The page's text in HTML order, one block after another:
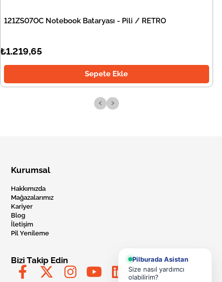
121ZS07OC Notebook Bataryası - Pili / RETRO
₺1.219,65
Sepete Ekle
‹ ›
Kurumsal
Hakkımızda
Mağazalarımız
Kariyer
Blog
İletişim
Pil Yenileme
Bizi Takip Edin
Pilburada Asistan
Size nasıl yardımcı
olabilirim?